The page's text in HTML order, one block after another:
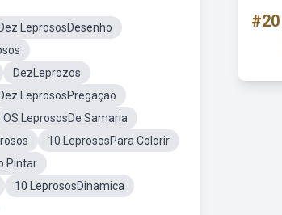
LeprososDesenho
DezLeprozos
LeprososPregaçao
OS LeprososDe Samaria
10 LeprososPara Colorir
Pintar
10 LeprososDinamica
#20